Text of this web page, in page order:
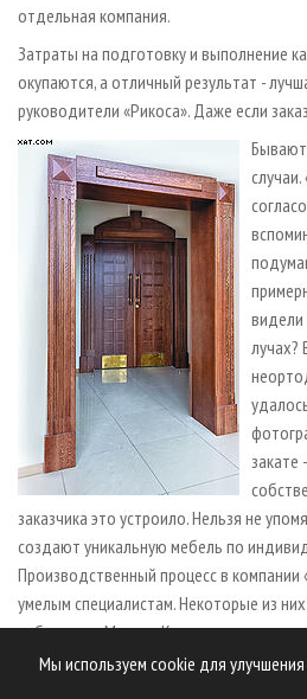
Мы используем cookie для
отдельная компания.
Затраты на подготовку и выполнение
окупаются, а отличный результат -
руководители «Рикоса». Даже если
Бывают
видели
закате
заказчика это устроило. Нельзя не
создают уникальную мебель по
Производственный процесс в
умелым специалистам. Некоторые из
работают с Максом Калугиным - по его
которая когда­то начинала бизнес,